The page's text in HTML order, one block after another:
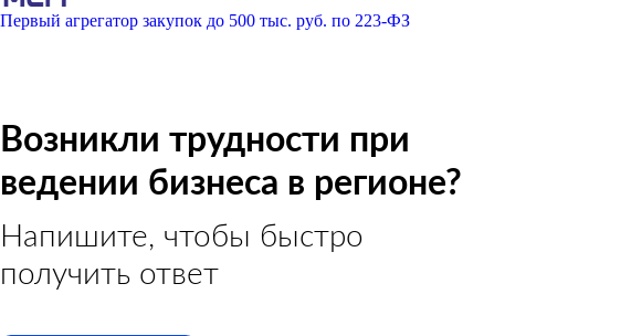
Первый агрегатор закупок до 500 тыс. руб. по 223-ФЗ
Возникли трудности при
ведении бизнеса в регионе?
Напишите, чтобы быстро
получить ответ